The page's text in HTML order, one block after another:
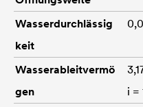
Wasserdurchlässig
keit
Wasserableitvermö
gen
i =